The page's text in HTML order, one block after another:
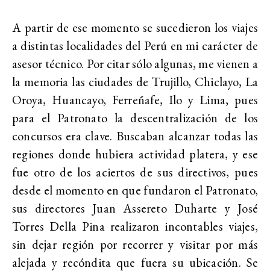
A partir de ese momento se sucedieron los viajes
a distintas localidades del Perú en mi carácter de
asesor técnico. Por citar sólo algunas, me vienen a
la memoria las ciudades de Trujillo, Chiclayo, La
Oroya, Huancayo, Ferreñafe, Ilo y Lima, pues
para el Patronato la descentralización de los
concursos era clave. Buscaban alcanzar todas las
regiones donde hubiera actividad platera, y ese
fue otro de los aciertos de sus directivos, pues
desde el momento en que fundaron el Patronato,
sus directores Juan Assereto Duharte y José
Torres Della Pina realizaron incontables viajes,
sin dejar región por recorrer y visitar por más
alejada y recóndita que fuera su ubicación. Se